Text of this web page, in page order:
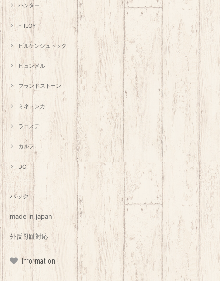
ハンター
FITJOY
ビルケンシュトック
ヒュンメル
ブランドストーン
ミネトンカ
ラコステ
カルフ
DC
バック
made in japan
外反母趾対応
Information